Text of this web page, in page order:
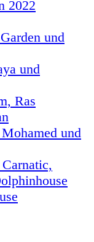
2022
und
und
Ras
und